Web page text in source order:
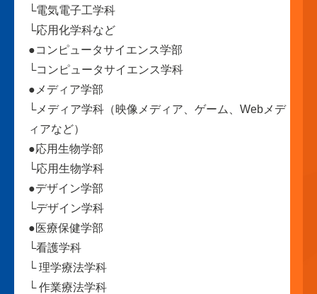
└電気電子工学科
└応用化学科など
●コンピュータサイエンス学部
└コンピュータサイエンス学科
● メディア学部
└メディア学科（映像メディア、ゲーム、Webメデ
ィアなど）
●応用生物学部
└応用生物学科
●デザイン学部
└デザイン学科
●医療保健学部
└看護学科
└ 理学療法学科
└ 作業療法学科